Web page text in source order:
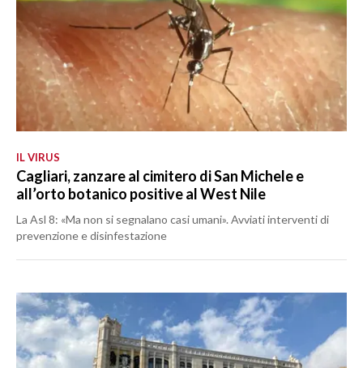
IL VIRUS
Cagliari, zanzare al cimitero di San Michele e
all’orto botanico positive al West Nile
La Asl 8: «Ma non si segnalano casi umani». Avviati interventi di
prevenzione e disinfestazione